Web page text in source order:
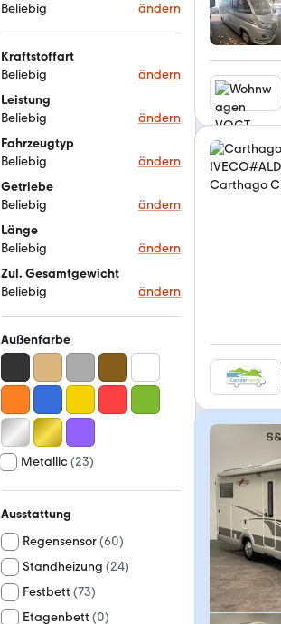
Beliebig
ändern
Kraftstoffart
Beliebig
ändern
Leistung
Beliebig
ändern
Fahrzeugtyp
Beliebig
ändern
Getriebe
Beliebig
ändern
Länge
Beliebig
ändern
Zul. Gesamtgewicht
Beliebig
ändern
Außenfarbe
Metallic(23)
Ausstattung
Regensensor(60)
Standheizung (24)
Festbett (73)
Etagenbett (0)